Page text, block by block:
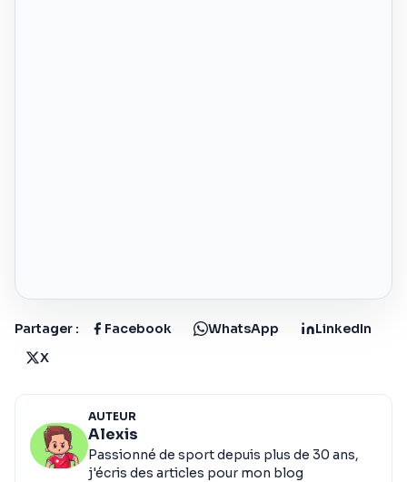
Partager : Facebook WhatsApp
LinkedIn
X
AUTEUR
Alexis
Passionné de sport depuis plus de 30 ans,
j'écris des articles pour mon blog